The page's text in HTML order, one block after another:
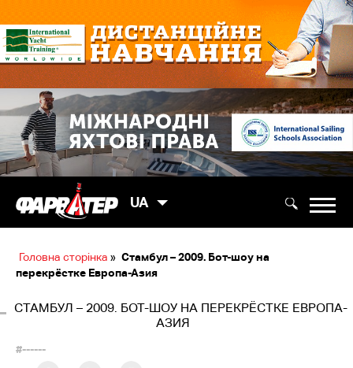
UA
Головна сторінка » Стамбул – 2009. Бот-шоу на
перекрёстке Европа-Азия
СТАМБУЛ – 2009. БОТ-ШОУ НА ПЕРЕКРЁСТКЕ ЕВРОПА-
АЗИЯ
#------